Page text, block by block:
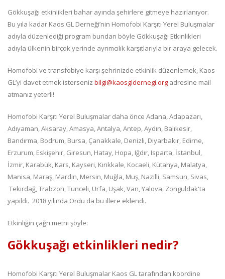
Gökkuşağı etkinlikleri bahar ayında şehirlere gitmeye hazırlanıyor.
Bu yıla kadar Kaos GL Derneği’nin Homofobi Karşıtı Yerel Buluşmalar
adıyla düzenlediği program bundan böyle Gökkuşağı Etkinlikleri
adıyla ülkenin birçok yerinde ayrımcılık karşıtlarıyla bir araya gelecek.
Homofobi ve transfobiye karşı şehrinizde etkinlik düzenlemek, Kaos
GL’yi davet etmek isterseniz bilgi@kaosgldernegi.org adresine mail
atmanız yeterli!
Homofobi Karşıtı Yerel Buluşmalar daha önce Adana, Adapazarı,
Adıyaman, Aksaray, Amasya, Antalya, Antep, Aydın, Balıkesir,
Bandırma, Bodrum, Bursa, Çanakkale, Denizli, Diyarbakır, Edirne,
Erzurum, Eskişehir, Giresun, Hatay, Hopa, Iğdır, Isparta, İstanbul,
İzmir, Karabük, Kars, Kayseri, Kırıkkale, Kocaeli, Kütahya, Malatya,
Manisa, Maraş, Mardin, Mersin, Muğla, Muş, Nazilli, Samsun, Sivas,
Tekirdağ, Trabzon, Tunceli, Urfa, Uşak, Van, Yalova, Zonguldak'ta
yapıldı. 2018 yılında Ordu da bu illere eklendi.
Etkinliğin çağrı metni şöyle:
Gökkuşağı etkinlikleri nedir?
Homofobi Karşıtı Yerel Buluşmalar Kaos GL tarafından koordine